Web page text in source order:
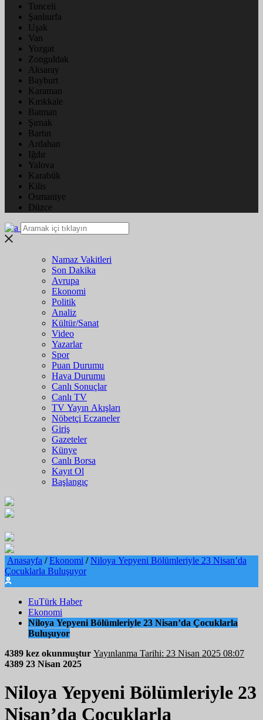
Tunceli
Şanlıurfa
Uşak
Van
Yozgat
Zonguldak
Aksaray
Bayburt
Karaman
Kırıkkale
Batman
Şırnak
Bartın
Ardahan
Iğdır
Yalova
Karabük
Kilis
Osmaniye
Düzce
Namaz Vakitleri
Son Dakika
Avrupa
Ekonomi
Politik
Analiz
Kültür/Sanat
Video
Yazarlar
Spor
Puan Durumu
Hava Durumu
Canlı Sonuçlar
Canlı TV
TV Yayın Akışları
Nöbetçi Eczaneler
Giriş
Gazeteler
Künye
Canlı Borsa
Kayıt Ol
Başlangıç
Anasayfa / Ekonomi / Niloya Yepyeni Bölümleriyle 23 Nisan’da
Çocuklarla Buluşuyor
EuTürk Haber
Ekonomi
Niloya Yepyeni Bölümleriyle 23 Nisan’da Çocuklarla
Buluşuyor
4389 kez okunmuştur
Yayınlanma Tarihi: 23 Nisan 2025 08:07
4389 23 Nisan 2025
Niloya Yepyeni Bölümleriyle 23
Nisan’da Çocuklarla